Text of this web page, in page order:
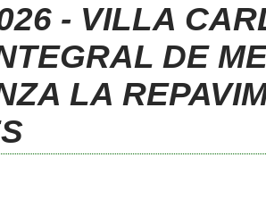
- VILLA
DE
LA